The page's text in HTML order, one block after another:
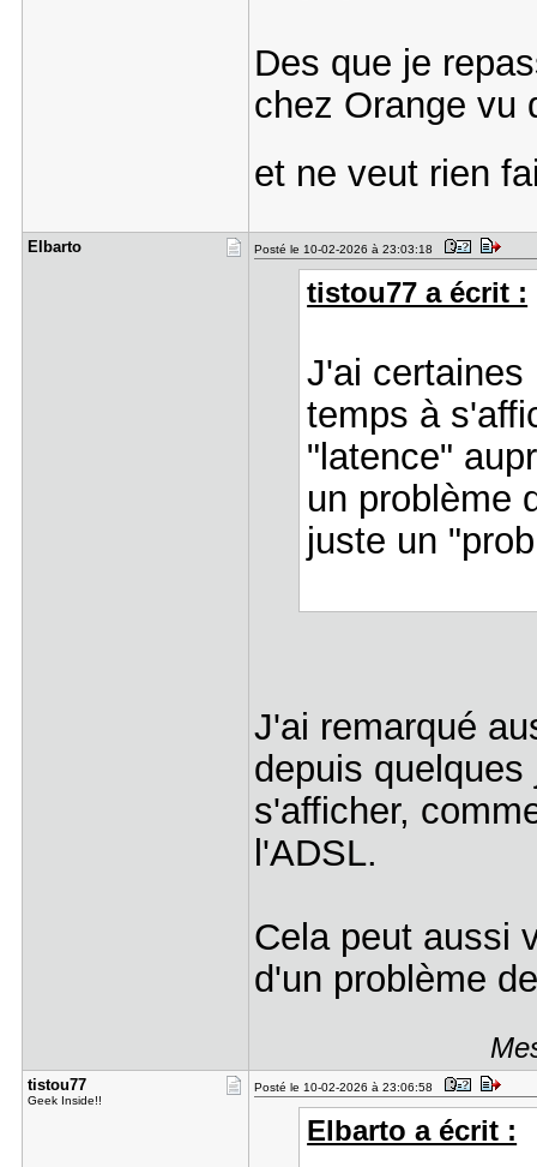
Des que je
chez Orange vu
et ne veut rien
Elbarto Posté le 10-02-2026 à 23:03:18
tistou77 a écrit :
J'ai certaines
temps à
"latence"
un problème
juste un
J'ai remarqué
depuis
s'afficher,
l'ADSL.
Cela peut aussi
d'un problème
tistou77
Geek Inside!!
Posté le 10-02-2026 à 23:06:58
Elbarto a écrit :